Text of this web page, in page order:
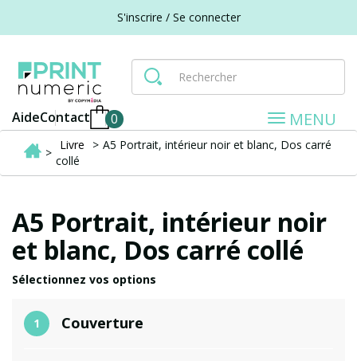
S'inscrire / Se connecter
AideContact 0 TOGGLE
MENU
>
Livre > A5 Portrait, intérieur noir et blanc, Dos carré
collé
A5 Portrait, intérieur noir
et blanc, Dos carré collé
Sélectionnez vos options
1 Couverture